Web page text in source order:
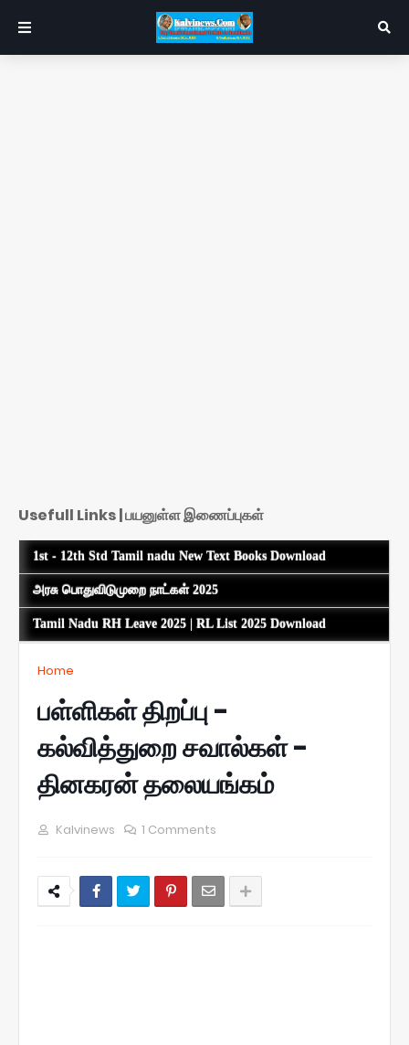
Usefull Links | பயனுள்ள இணைப்புகள்
1st - 12th Std Tamil nadu New Text Books Download
அரசு பொதுவிடுமுறை நாட்கள் 2025
Tamil Nadu RH Leave 2025 | RL List 2025 Download
Home
பள்ளிகள் திறப்பு -
கல்வித்துறை சவால்கள் -
தினகரன் தலையங்கம்
Kalvinews 1 Comments